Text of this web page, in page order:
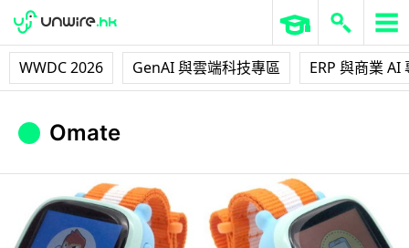
WWDC 2026 GenAI 與雲端科技專區 ERP 與商業 AI
Omate